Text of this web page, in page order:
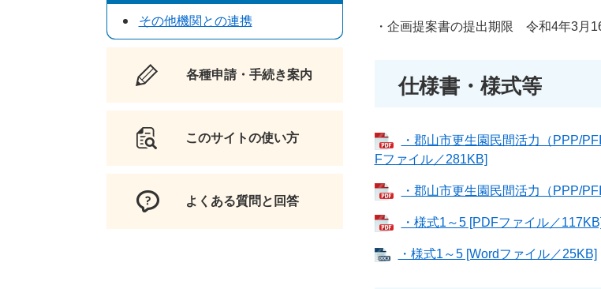
・企画提案書の提出期限 令和4年3月
仕様書・様式等
・郡山市更生園民間活力（PPP/
Fファイル／281KB]
・郡山市更生園民間活力（PPP/
・様式1～5 [PDFファイル／117KB]
・様式1～5 [Wordファイル／25KB]
その他機関との連携
各種申請・手続き案内
このサイトの使い方
よくある質問と回答